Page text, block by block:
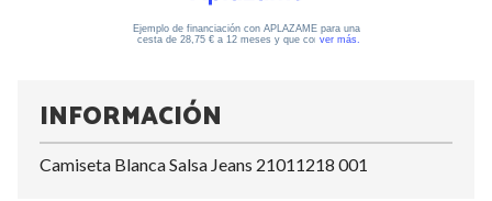
INFORMACIÓN
Camiseta Blanca Salsa Jeans 21011218 001